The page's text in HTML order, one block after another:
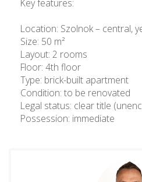
Key features:
Location: Szolnok – central,
Size: 50 m²
Layout: 2 rooms
Floor: 4th floor
Type: brick-built apartment
Condition: to be renovated
Legal status: clear title
Possession: immediate